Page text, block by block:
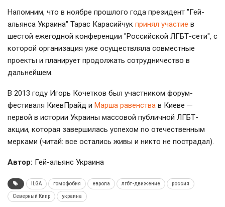
Напомним, что в ноябре прошлого года президент "Гей-
альянса Украина" Тарас Карасийчук принял участие в
шестой ежегодной конференции "Российской ЛГБТ-сети", с
которой организация уже осуществляла совместные
проекты и планирует продолжать сотрудничество в
дальнейшем.
В 2013 году Игорь Кочетков был участником форум-
фестиваля КиевПрайд и Марша равенства в Киеве —
первой в истории Украины массовой публичной ЛГБТ-
акции, которая завершилась успехом по отечественным
мерками (читай: все остались живы и никто не пострадал).
Автор: Гей-альянс Украина
ILGA гомофобия европа лгбт-движение россия
Северный Кипр украина